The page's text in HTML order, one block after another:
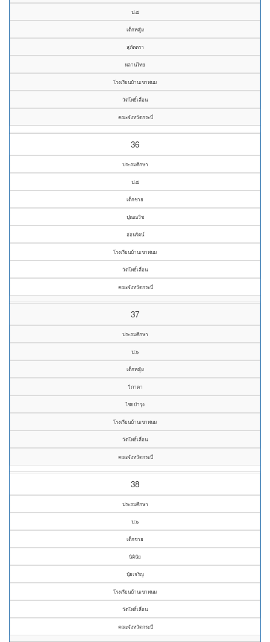
ป.๕
เด็กหญิง
สุภัตตรา
หลานไทย
โรงเรียนบ้านเขาพนม
วัดโพธิ์เลื่อน
คณะจังหวัดกระบี่
36
ประถมศึกษา
ป.๕
เด็กชาย
ปุณณวิช
อ่อนรัตน์
โรงเรียนบ้านเขาพนม
วัดโพธิ์เลื่อน
คณะจังหวัดกระบี่
37
ประถมศึกษา
ป.๖
เด็กหญิง
วิภาดา
ไชยบำรุง
โรงเรียนบ้านเขาพนม
วัดโพธิ์เลื่อน
คณะจังหวัดกระบี่
38
ประถมศึกษา
ป.๖
เด็กชาย
นิตินัย
นุ้ยเจริญ
โรงเรียนบ้านเขาพนม
วัดโพธิ์เลื่อน
คณะจังหวัดกระบี่